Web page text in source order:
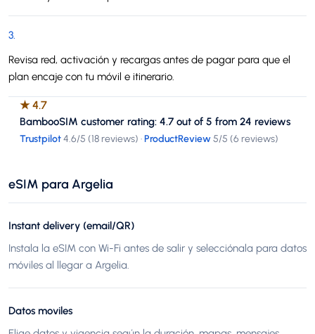
3.
Revisa red, activación y recargas antes de pagar para que el
plan encaje con tu móvil e itinerario.
★4.7
BambooSIM customer rating: 4.7 out of 5 from 24 reviews
Trustpilot4.6/5 (18 reviews) ·ProductReview5/5 (6 reviews)
eSIM para Argelia
Instant delivery (email/QR)
Instala la eSIM con Wi-Fi antes de salir y selecciónala para datos
móviles al llegar a Argelia.
Datos moviles